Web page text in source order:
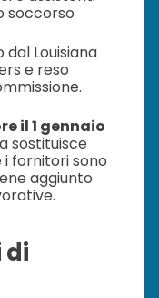
soccorso
Louisiana
e reso
il 1 gennaio
sostituisce
fornitori sono
aggiunto
di